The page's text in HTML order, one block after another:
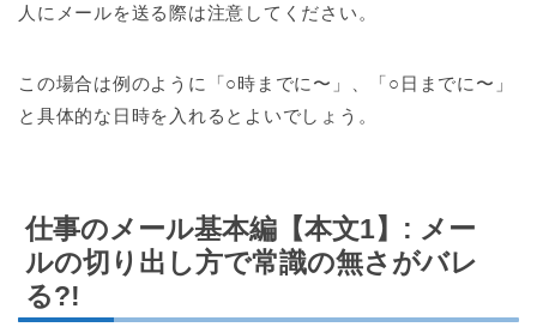
人にメールを送る際は注意してください。
この場合は例のように「○時までに〜」、「○日までに〜」
と具体的な日時を入れるとよいでしょう。
仕事のメール基本編【本文1】: メー
ルの切り出し方で常識の無さがバレ
る?!